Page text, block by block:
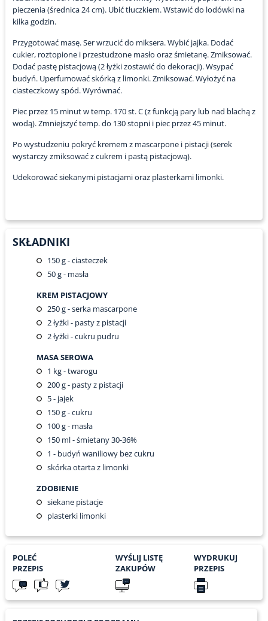
pieczenia (średnica 24 cm). Ubić tłuczkiem. Wstawić do lodówki na
kilka godzin.
Przygotować masę. Ser wrzucić do miksera. Wybić jajka. Dodać
cukier, roztopione i przestudzone masło oraz śmietanę. Zmiksować.
Dodać pastę pistacjową (2 łyżki zostawić do dekoracji). Wsypać
budyń. Uperfumować skórką z limonki. Zmiksować. Wyłożyć na
ciasteczkowy spód. Wyrównać.
Piec przez 15 minut w temp. 170 st. C (z funkcją pary lub nad blachą z
wodą). Zmniejszyć temp. do 130 stopni i piec przez 45 minut.
Po wystudzeniu pokryć kremem z mascarpone i pistacji (serek
wystarczy zmiksować z cukrem i pastą pistacjową).
Udekorować siekanymi pistacjami oraz plasterkami limonki.
SKŁADNIKI
150g - ciasteczek
50g - masła
KREM PISTACJOWY
250g - serka mascarpone
2łyżki - pasty z pistacji
2łyżki - cukru pudru
MASA SEROWA
1 kg - twarogu
200g - pasty z pistacji
5- jajek
150g - cukru
100g - masła
150ml - śmietany 30-36%
1 - budyń waniliowy bez cukru
skórka otarta z limonki
ZDOBIENIE
siekane pistacje
plasterki limonki
POLEĆ
PRZEPIS
WYŚLIJ LISTĘ
ZAKUPÓW
WYDRUKUJ
PRZEPIS